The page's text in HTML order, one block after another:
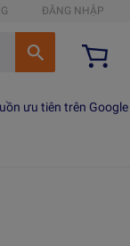
ĐĂNG NHẬP
ưu tiên trên Google